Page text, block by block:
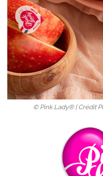
© Pink Lady® | Crédit